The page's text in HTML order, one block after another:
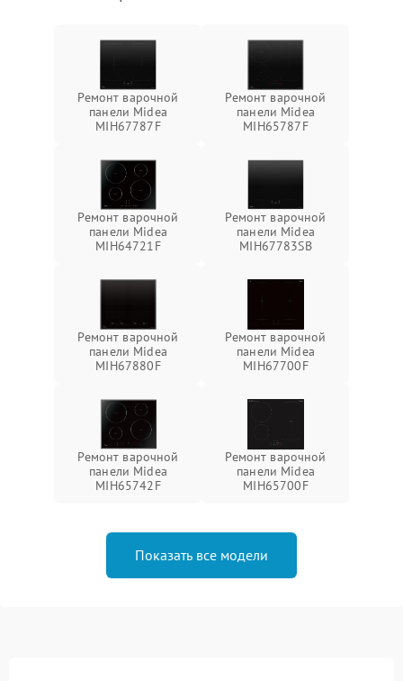
Ремонт варочной
панели Midea
MIH67787F
Ремонт варочной
панели Midea
MIH65787F
Ремонт варочной
панели Midea
MIH64721F
Ремонт варочной
панели Midea
MIH67783SB
Ремонт варочной
панели Midea
MIH67880F
Ремонт варочной
панели Midea
MIH67700F
Ремонт варочной
панели Midea
MIH65742F
Ремонт варочной
панели Midea
MIH65700F
Показать все модели